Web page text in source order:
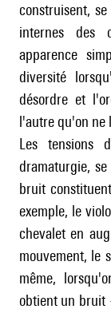
construisent,
internes des
apparence
diversité
désordre et
l'autre qu'on ne
Les tensions
dramaturgie,
bruit
exemple, le
chevalet en
mouvement, le
même,
obtient un